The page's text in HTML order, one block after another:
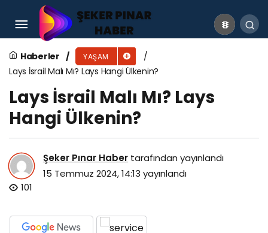
Haberler YAŞAM
Lays İsrail Malı Mı? Lays Hangi Ülkenin?
Lays İsrail Malı Mı? Lays
Hangi Ülkenin?
Şeker Pınar Haber tarafından yayınlandı
15 Temmuz 2024, 14:13 yayınlandı
101
Brunei Gezilecek Yerler